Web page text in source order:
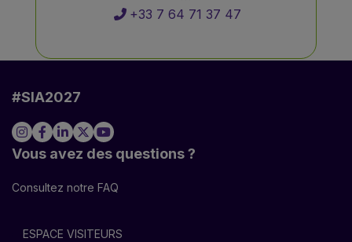
+33 7 64 71 37 47
#SIA2027
Vous avez des questions ?
Consultez notre FAQ
ESPACE VISITEURS